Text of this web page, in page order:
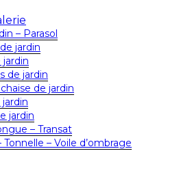
– Parasol
jardin
jardin
de jardin
de jardin
jardin
– Transat
Tonnelle – Voile d’ombrage